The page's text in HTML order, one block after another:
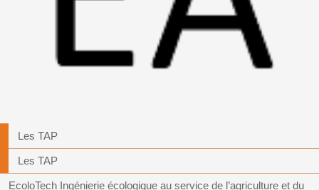
Les TAP
Les TAP
EcoloTech Ingénierie écologique au service de l’agriculture et du